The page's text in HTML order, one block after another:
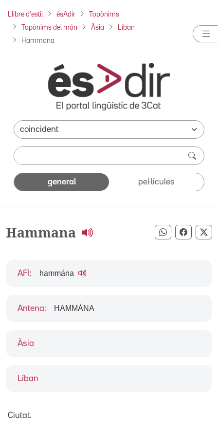
Llibre d'estil ésAdir Topònims
Topònims del món Àsia Líban
Hammana
general pel·lícules
Hammana Compartir
Àsia
Líban
AFI : hammána
Antena: HAMMÀNA
Ciutat.